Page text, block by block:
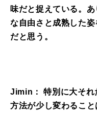
味だと捉えている。
な自由さと成熟した
だと思う。
Jimin： 特別に大それ
方法が少し変わるこ